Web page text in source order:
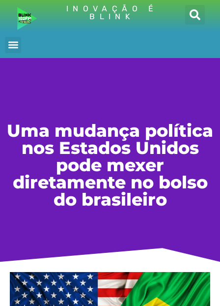
INOVAÇÃO É
BLINK
Uma mudança política
nos Estados Unidos
pode mexer
diretamente no bolso
do brasileiro